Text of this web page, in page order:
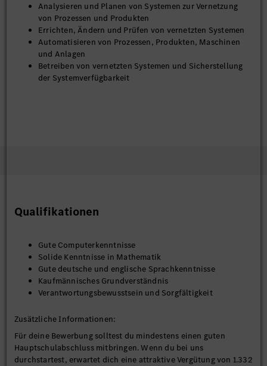
Analysieren und Planen von Systemen zur Vernetzung
von Prozessen und Produkten
Errichten, Ändern und Prüfen von vernetzten Systemen
Automatisieren von Prozessen, Produkten, Maschinen
und Anlagen
Betreiben von vernetzten Systemen und Sicherstellung
der Systemverfügbarkeit
Qualifikationen
Gute Computerkenntnisse
Solide Kenntnisse in Mathematik
Gute deutsche und englische Sprachkenntnisse
Kaufmännisches Grundverständnis
Verantwortungsbewusstsein und Sorgfältigkeit
Zusätzliche Informationen:
Für deine Bewerbung solltest du mindestens einen guten
Hauptschulabschluss mitbringen. Wenn du bei uns
durchstartest, erwartet dich eine attraktive Vergütung von 1.332